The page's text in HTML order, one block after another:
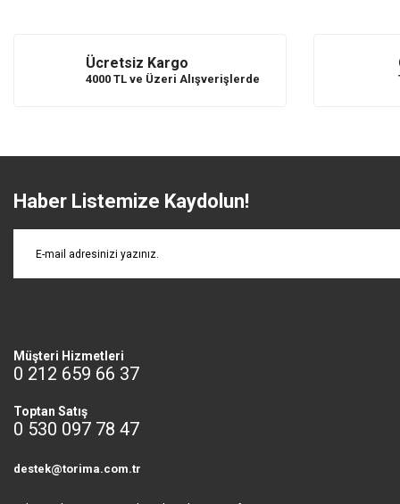
Bu ürüne benzer farklı alternatifler olmalı.
Ücretsiz Kargo
4000 TL ve Üzeri Alışverişlerde
Haber Listemize Kaydolun!
Müşteri Hizmetleri
0 212 659 66 37
Toptan Satış
0 530 097 78 47
destek@torima.com.tr